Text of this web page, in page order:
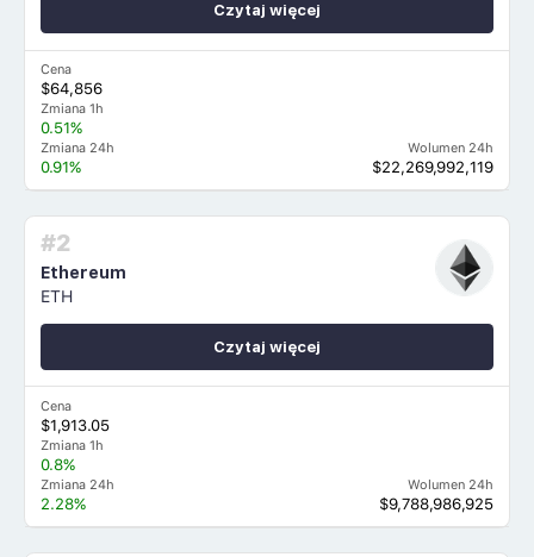
Cena
$64,856
Zmiana 1h
0.51%
Zmiana 24h
0.91%
Wolumen 24h
$22,269,992,119
Czytaj więcej
#2
Ethereum
ETH
Cena
$1,913.05
Zmiana 1h
0.8%
Zmiana 24h
2.28%
Wolumen 24h
$9,788,986,925
Czytaj więcej